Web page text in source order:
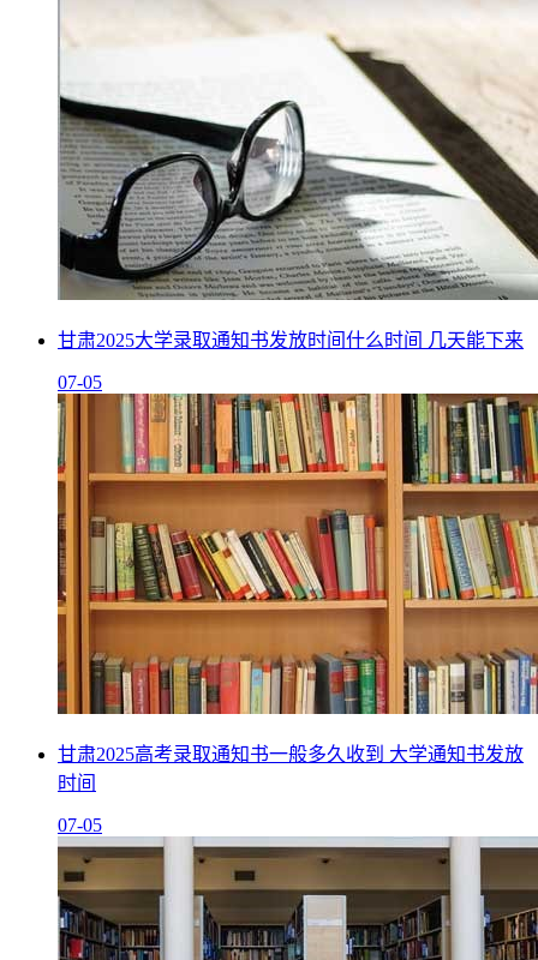
甘肃2025大学录取通知书发放时间什么时间 几天能下来
07-05
甘肃2025高考录取通知书一般多久收到 大学通知书发放
时间
07-05